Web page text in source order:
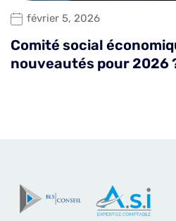
février 5, 2026
Comité social
nouveautés pour 2026